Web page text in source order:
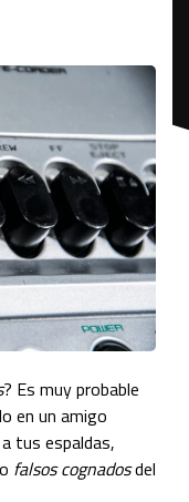
? Es muy probable
en un amigo
tus espaldas,
falsos cognadosdel